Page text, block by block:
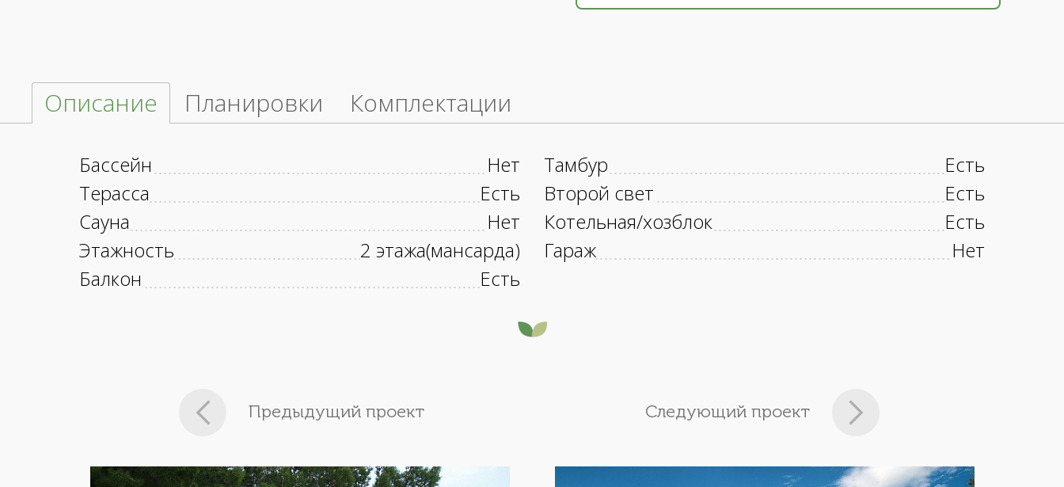
Описание Планировки Комплектации
Бассейн
Нет
Терасса
Есть
Сауна
Нет
Этажность
2 этажа(мансарда)
Балкон
Есть
Тамбур
Есть
Второй свет
Есть
Котельная/хозблок
Есть
Гараж
Нет
Предыдущий проект Следующий проект